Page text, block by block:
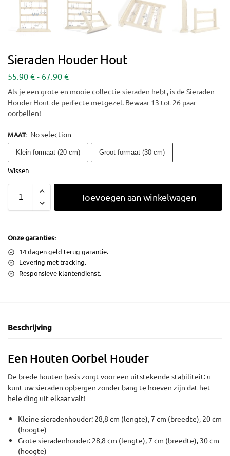
Sieraden Houder Hout
55.90 € - 67.90 €
Als je een grote en mooie collectie sieraden hebt, is de Sieraden
Houder Hout de perfecte metgezel. Bewaar 13 tot 26 paar
oorbellen!
MAAT: No selection
Klein formaat (20 cm) Groot formaat (30 cm)
Wissen
Toevoegen aan winkelwagen
Onze garanties:
14 dagen geld terug garantie.
Levering met tracking.
Responsieve klantendienst.
Beschrijving
Een Houten Oorbel Houder
De brede houten basis zorgt voor een uitstekende stabiliteit: u
kunt uw sieraden opbergen zonder bang te hoeven zijn dat het
hele ding uit elkaar valt!
Kleine sieradenhouder: 28,8 cm (lengte), 7 cm (breedte), 20 cm
(hoogte)
Grote sieradenhouder: 28,8 cm (lengte), 7 cm (breedte), 30 cm
(hoogte)